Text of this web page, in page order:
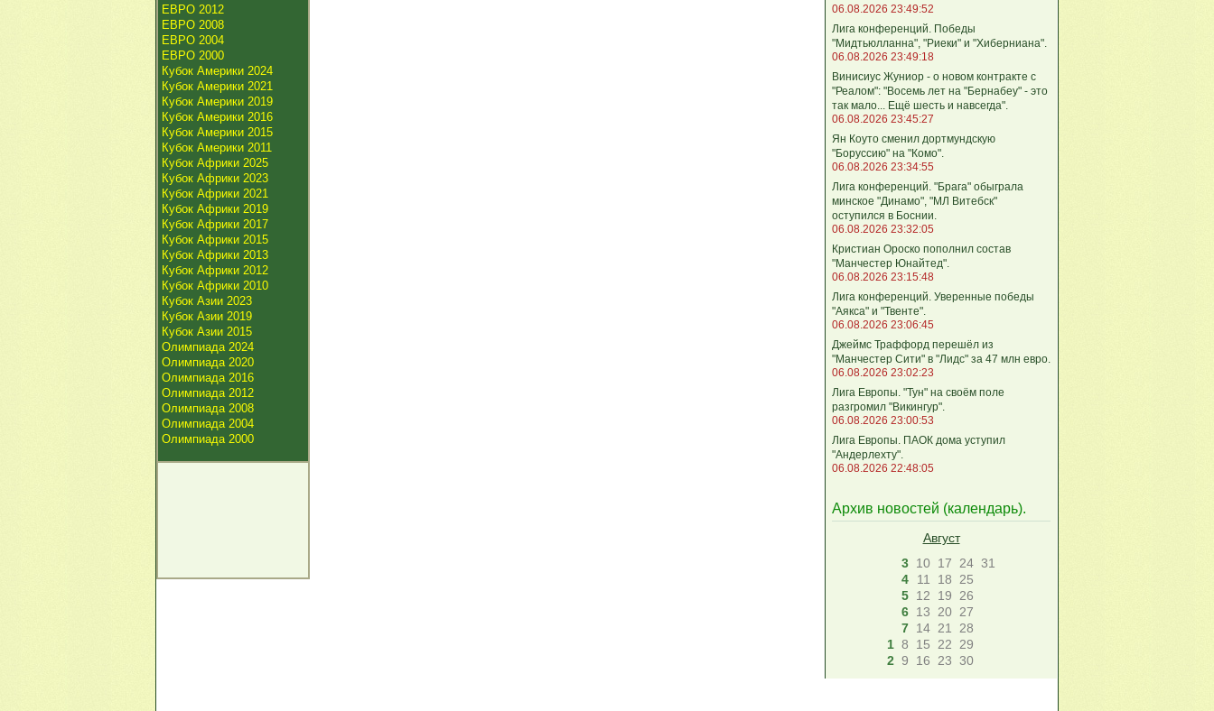
ЕВРО 2012
ЕВРО 2008
ЕВРО 2004
ЕВРО 2000
Кубок Америки 2024
Кубок Америки 2021
Кубок Америки 2019
Кубок Америки 2016
Кубок Америки 2015
Кубок Америки 2011
Кубок Африки 2025
Кубок Африки 2023
Кубок Африки 2021
Кубок Африки 2019
Кубок Африки 2017
Кубок Африки 2015
Кубок Африки 2013
Кубок Африки 2012
Кубок Африки 2010
Кубок Азии 2023
Кубок Азии 2019
Кубок Азии 2015
Олимпиада 2024
Олимпиада 2020
Олимпиада 2016
Олимпиада 2012
Олимпиада 2008
Олимпиада 2004
Олимпиада 2000
06.08.2026 23:49:52
Лига кoнференций. Победы
"Мидтьюлланна", "Риеки" и "Хиберниана".
06.08.2026 23:49:18
Винисиус Жуниор - о новом контракте с
"Реалом": "Восемь лет на "Бернабеу" - это
так мало... Ещё шесть и навсегда".
06.08.2026 23:45:27
Ян Коуто сменил дортмундскую
"Боруссию" на "Комо".
06.08.2026 23:34:55
Лига кoнференций. "Брага" обыграла
минское "Динамо", "МЛ Витебск"
оступился в Боснии.
06.08.2026 23:32:05
Кристиан Ороско пополнил состав
"Манчестер Юнайтед".
06.08.2026 23:15:48
Лига кoнференций. Уверенные победы
"Аякса" и "Твенте".
06.08.2026 23:06:45
Джеймс Траффорд перешёл из
"Манчестер Сити" в "Лидс" за 47 млн евро.
06.08.2026 23:02:23
Лига Европы. "Тун" на своём поле
разгромил "Викингур".
06.08.2026 23:00:53
Лига Европы. ПАОК дома уступил
"Андерлехту".
06.08.2026 22:48:05
Архив новостей (календарь).
Август
3 10 17 24 31
4
11 18
25
5 12 19
26
6 13 20 27
7 14 21
28
1 8 15 22
29
2 9 16 23 30